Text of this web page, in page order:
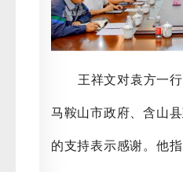
王祥文对袁方一
马鞍山市政府、含山
的支持表示感谢。他